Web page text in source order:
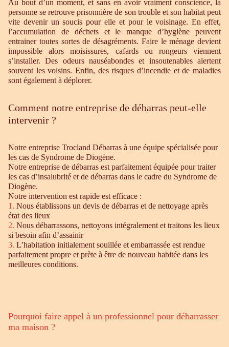
Au bout d’un moment, et sans en avoir vraiment conscience, la
personne se retrouve prisonnière de son trouble et son habitat peut
vite devenir un soucis pour elle et pour le voisinage. En effet,
l’accumulation de déchets et le manque d’hygiène peuvent
entrainer toutes sortes de désagréments. Faire le ménage devient
impossible alors moisissures, cafards ou rongeurs viennent
s’installer. Des odeurs nauséabondes et insoutenables alertent
souvent les voisins. Enfin, des risques d’incendie et de maladies
sont également à déplorer.
Comment notre entreprise de débarras peut-elle
intervenir ?
Notre entreprise Trocland Débarras à une équipe spécialisée pour
les cas de Syndrome de Diogène.
Notre entreprise de débarras est parfaitement équipée pour traiter
les cas d’insalubrité et de débarras dans le cadre du Syndrome de
Diogène.
Notre intervention est rapide est efficace :
1. Nous établissons un devis de débarras et de nettoyage après
état des lieux
2. Nous débarrassons, nettoyons intégralement et traitons les lieux
si besoin afin d’assainir
3. L’habitation initialement souillée et embarrassée est rendue
parfaitement propre et prète à être de nouveau habitée dans les
meilleures conditions.
Pourquoi faire appel à un professionnel pour débarrasser
ma maison ?